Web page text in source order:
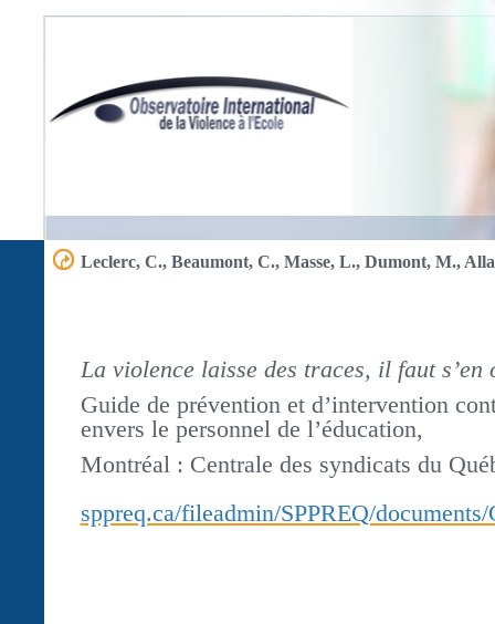
Leclerc, C., Beaumont, C., Masse, L., Dumont, M.,
La violence laisse des traces, il faut s’en
Guide de prévention et d’intervention
envers le personnel de l’éducation,
Montréal : Centrale des syndicats du
sppreq.ca/fileadmin/SPPREQ/